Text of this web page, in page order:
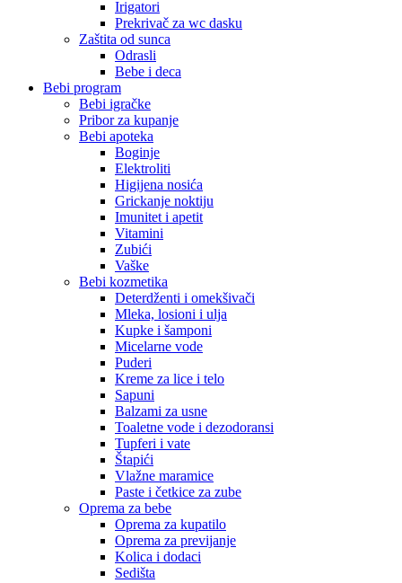
Irigatori
Prekrivač za wc dasku
Zaštita od sunca
Odrasli
Bebe i deca
Bebi program
Bebi igračke
Pribor za kupanje
Bebi apoteka
Boginje
Elektroliti
Higijena nosića
Grickanje noktiju
Imunitet i apetit
Vitamini
Zubići
Vaške
Bebi kozmetika
Deterdženti i omekšivači
Mleka, losioni i ulja
Kupke i šamponi
Micelarne vode
Puderi
Kreme za lice i telo
Sapuni
Balzami za usne
Toaletne vode i dezodoransi
Tupferi i vate
Štapići
Vlažne maramice
Paste i četkice za zube
Oprema za bebe
Oprema za kupatilo
Oprema za previjanje
Kolica i dodaci
Sedišta